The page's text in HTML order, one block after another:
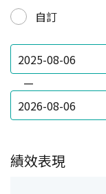
自訂
—
績效表現